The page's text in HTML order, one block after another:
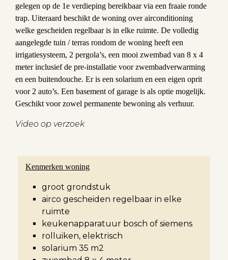
gelegen op de 1e verdieping bereikbaar via een fraaie ronde
trap. Uiteraard beschikt de woning over airconditioning
welke gescheiden regelbaar is in elke ruimte. De volledig
aangelegde tuin / terras rondom de woning heeft een
irrigatiesysteem, 2 pergola’s, een mooi zwembad van 8 x 4
meter inclusief de pre-installatie voor zwembadverwarming
en een buitendouche. Er is een solarium en een eigen oprit
voor 2 auto’s. Een basement of garage is als optie mogelijk.
Geschikt voor zowel permanente bewoning als verhuur.
Video op verzoek
Kenmerken woning
groot grondstuk
airco gescheiden regelbaar in elke
ruimte
keukenapparatuur bosch of siemens
rolluiken, elektrisch
solarium 35 m2